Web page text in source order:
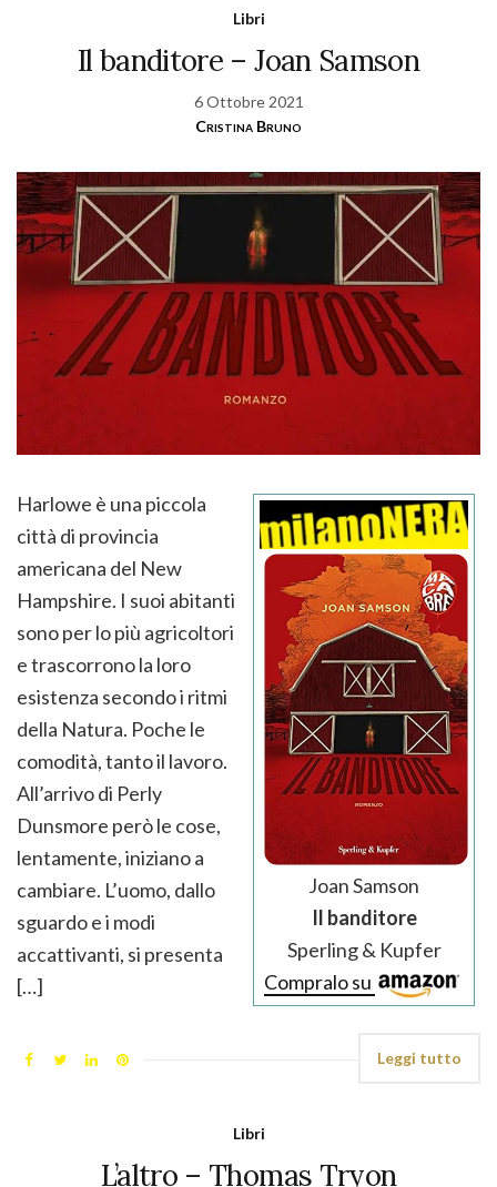
Libri
Il banditore – Joan Samson
6 Ottobre 2021
Cristina Bruno
Joan Samson
Il banditore
Sperling & Kupfer
Compralo su
Harlowe è una piccola
città di provincia
americana del New
Hampshire. I suoi abitanti
sono per lo più agricoltori
e trascorrono la loro
esistenza secondo i ritmi
della Natura. Poche le
comodità, tanto il lavoro.
All’arrivo di Perly
Dunsmore però le cose,
lentamente, iniziano a
cambiare. L’uomo, dallo
sguardo e i modi
accattivanti, si presenta
[…]
Leggi tutto
Libri
L’altro – Thomas Tryon